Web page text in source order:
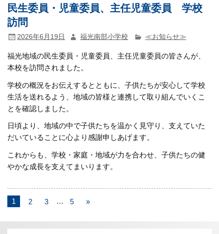
民生委員・児童委員、主任児童委員 学校
訪問
2026年6月19日 福光南部小学校 ≪お知らせ≫
福光地域の民生委員・児童委員、主任児童委員の皆さんが、
本校を訪問されました。
学校の概況をお伝えするとともに、子供たちが安心して学校
生活を送れるよう、地域の皆様と連携して取り組んでいくこ
とを確認しました。
日頃より、地域の中で子供たちを温かく見守り、支えていた
だいていることに心より感謝申しあげます。
これからも、学校・家庭・地域が力を合わせ、子供たちの健
やかな成長を支えてまいります。
1 2 3 … 5 »